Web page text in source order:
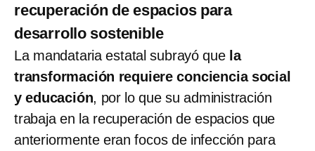
recuperación de espacios para
desarrollo sostenible
La mandataria estatal subrayó que la
transformación requiere conciencia social
y educación, por lo que su administración
trabaja en la recuperación de espacios que
anteriormente eran focos de infección para